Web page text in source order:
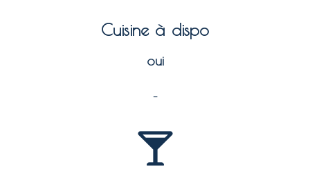
Cuisine à dispo
oui
–